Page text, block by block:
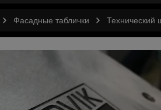
Фасадные таблички Технический